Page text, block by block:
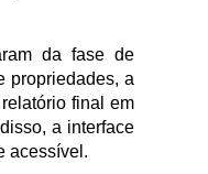
da fase de
propriedades, a
final em
a interface
acessível.